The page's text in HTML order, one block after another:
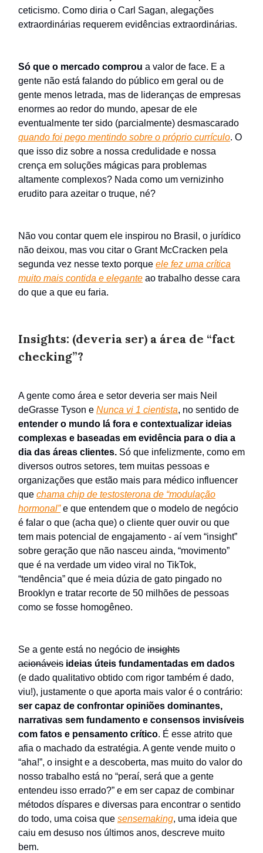
ceticismo. Como diria o Carl Sagan, alegações
extraordinárias requerem evidências extraordinárias.
Só que o mercado comprou a valor de face. E a
gente não está falando do público em geral ou de
gente menos letrada, mas de lideranças de empresas
enormes ao redor do mundo, apesar de ele
eventualmente ter sido (parcialmente) desmascarado
quando foi pego mentindo sobre o próprio currículo. O
que isso diz sobre a nossa credulidade e nossa
crença em soluções mágicas para problemas
altamente complexos? Nada como um vernizinho
erudito para azeitar o truque, né?
Não vou contar quem ele inspirou no Brasil, o jurídico
não deixou, mas vou citar o Grant McCracken pela
segunda vez nesse texto porque ele fez uma crítica
muito mais contida e elegante ao trabalho desse cara
do que a que eu faria.
Insights: (deveria ser) a área de “fact
checking”?
A gente como área e setor deveria ser mais Neil
deGrasse Tyson e Nunca vi 1 cientista, no sentido de
entender o mundo lá fora e contextualizar ideias
complexas e baseadas em evidência para o dia a
dia das áreas clientes. Só que infelizmente, como em
diversos outros setores, tem muitas pessoas e
organizações que estão mais para médico influencer
que chama chip de testosterona de “modulação
hormonal”e que entendem que o modelo de negócio
é falar o que (acha que) o cliente quer ouvir ou que
tem mais potencial de engajamento - aí vem “insight”
sobre geração que não nasceu ainda, “movimento”
que é na verdade um video viral no TikTok,
“tendência” que é meia dúzia de gato pingado no
Brooklyn e tratar recorte de 50 milhões de pessoas
como se fosse homogêneo.
Se a gente está no negócio de insights
acionáveis ideias úteis fundamentadas em dados
(e dado qualitativo obtido com rigor também é dado,
viu!), justamente o que aporta mais valor é o contrário:
ser capaz de confrontar opiniões dominantes,
narrativas sem fundamento e consensos invisíveis
com fatos e pensamento crítico. É esse atrito que
afia o machado da estratégia. A gente vende muito o
“aha!”, o insight e a descoberta, mas muito do valor do
nosso trabalho está no “peraí, será que a gente
entendeu isso errado?” e em ser capaz de combinar
métodos díspares e diversas para encontrar o sentido
do todo, uma coisa que sensemaking, uma ideia que
caiu em desuso nos últimos anos, descreve muito
bem.